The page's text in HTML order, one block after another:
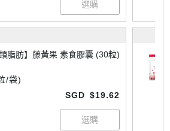
類脂肪】藤黃果 素食膠囊 (30粒)
/袋)
SGD $19.62